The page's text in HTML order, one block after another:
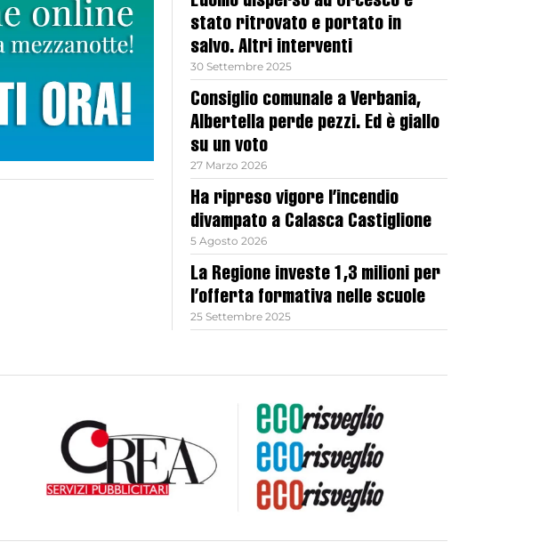
stato ritrovato e portato in
salvo. Altri interventi
30 Settembre 2025
Consiglio comunale a Verbania,
Albertella perde pezzi. Ed è giallo
su un voto
27 Marzo 2026
Ha ripreso vigore l’incendio
divampato a Calasca Castiglione
5 Agosto 2026
La Regione investe 1,3 milioni per
l’offerta formativa nelle scuole
25 Settembre 2025